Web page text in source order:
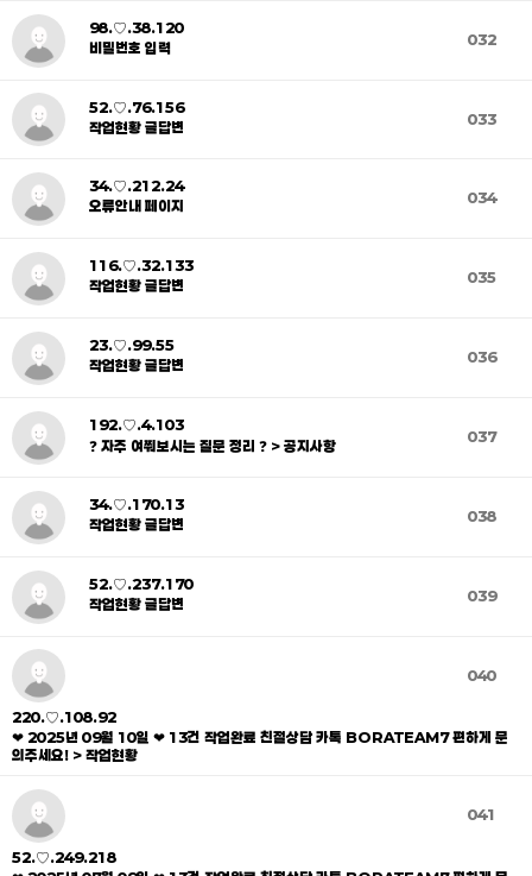
032
98.♡.38.120
비밀번호 입력
033
52.♡.76.156
작업현황 글답변
034
34.♡.212.24
오류안내 페이지
035
116.♡.32.133
작업현황 글답변
036
23.♡.99.55
작업현황 글답변
037
192.♡.4.103
❓ 자주 여쭤보시는 질문 정리 ❓ > 공지사항
038
34.♡.170.13
작업현황 글답변
039
52.♡.237.170
작업현황 글답변
040
220.♡.108.92
❤ 2025년 09월 10일 ❤ 13건 작업완료 친절상담 카톡 BORATEAM7 편하게 문
의주세요! > 작업현황
041
52.♡.249.218